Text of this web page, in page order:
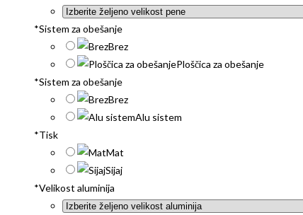
*Sistem za obešanje
Brez
Ploščica za obešanje
*Sistem za obešanje
Brez
Alu sistem
*Tisk
Mat
Sijaj
*Velikost aluminija